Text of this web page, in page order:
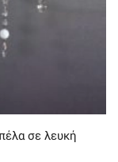
σε λευκή